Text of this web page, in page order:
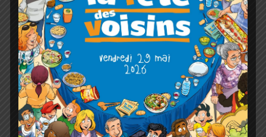
Le CIL Aguillon participe à certaines
manifestations locales, notamment les fêtes
traditionnelles ou patriotiques. Le CIL a aussi la
volonté de créer un lien de convivialité dans le
quartier par l’organisation de vide-greniers, de
journées découvertes dans la ville de Toulon, de